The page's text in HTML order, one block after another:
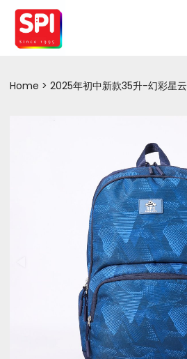
Home 2025年初中新款35升-幻彩星云